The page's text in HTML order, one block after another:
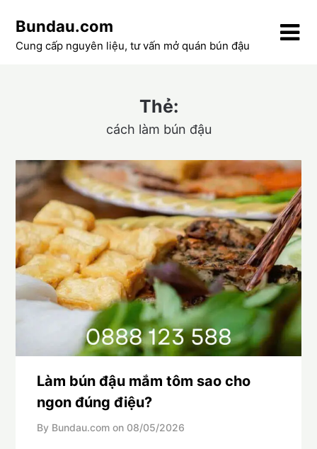
content
Bundau.com
Cung cấp nguyên liệu, tư vấn mở quán bún đậu
Thẻ:
cách làm bún đậu
Làm bún đậu mắm tôm sao cho
ngon đúng điệu?
By Bundau.com on 08/05/2026